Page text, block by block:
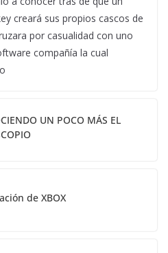
creará sus propios cascos de
por casualidad con uno
compañía la cual
UN POCO MÁS EL
de XBOX